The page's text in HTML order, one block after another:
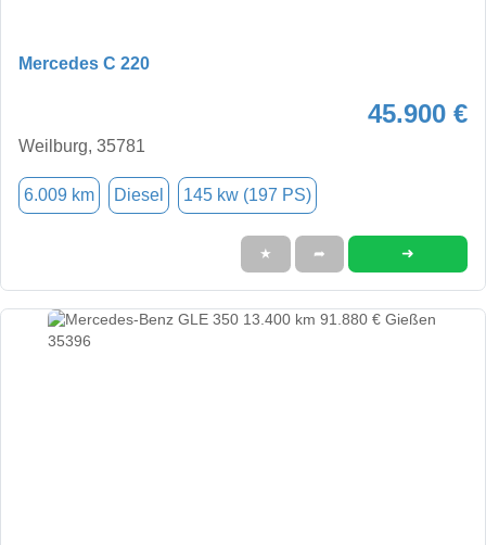
Mercedes C 220
45.900 €
Weilburg, 35781
6.009 km Diesel 145 kw (197 PS)
★ ➦ ➜